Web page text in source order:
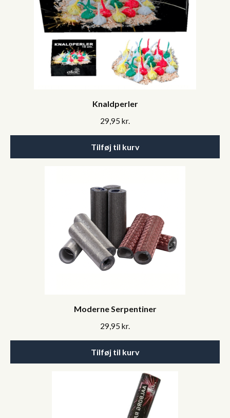
Knaldperler
29,95 kr.
Tilføj til kurv
Moderne Serpentiner
29,95 kr.
Tilføj til kurv